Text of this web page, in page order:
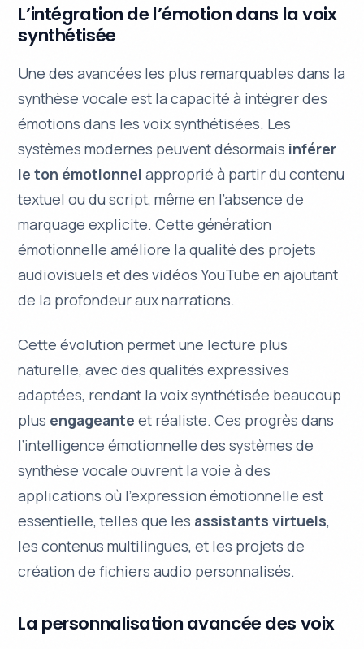
L’intégration de l’émotion dans la voix
synthétisée
Une des avancées les plus remarquables dans la
synthèse vocale est la capacité à intégrer des
émotions dans les voix synthétisées. Les
systèmes modernes peuvent désormais inférer
le ton émotionnel approprié à partir du contenu
textuel ou du script, même en l’absence de
marquage explicite. Cette génération
émotionnelle améliore la qualité des projets
audiovisuels et des vidéos YouTube en ajoutant
de la profondeur aux narrations.
Cette évolution permet une lecture plus
naturelle, avec des qualités expressives
adaptées, rendant la voix synthétisée beaucoup
plus engageante et réaliste. Ces progrès dans
l’intelligence émotionnelle des systèmes de
synthèse vocale ouvrent la voie à des
applications où l’expression émotionnelle est
essentielle, telles que les assistants virtuels,
les contenus multilingues, et les projets de
création de fichiers audio personnalisés.
La personnalisation avancée des voix